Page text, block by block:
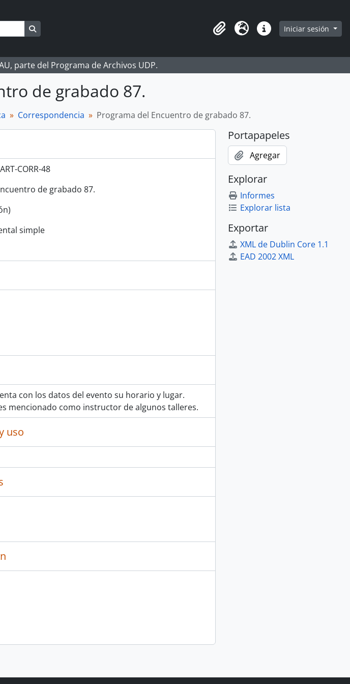
Portapapeles
Idioma Enlaces rápidos
Iniciar sesión
parte del Programa de Archivos UDP.
de grabado 87.
Correspondencia Programa del Encuentro de grabado 87.
CORR-48
de grabado 87.
simple
con los datos del evento su horario y lugar.
mencionado como instructor de algunos talleres.
uso
Portapapeles
Agregar
Explorar
Informes
Explorar lista
Exportar
XML de Dublin Core 1.1
EAD 2002 XML